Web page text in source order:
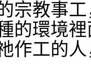
宗教事
的環境
作工的